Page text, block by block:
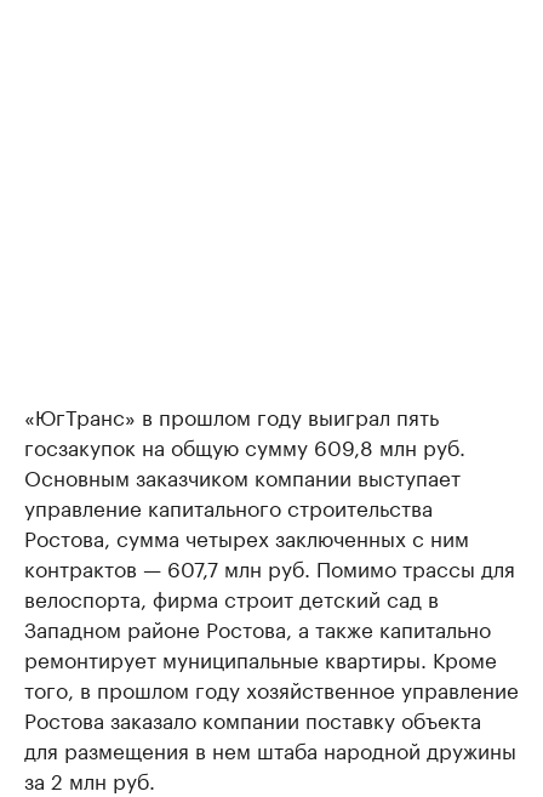
«ЮгТранс» в прошлом году выиграл пять
госзакупок на общую сумму 609,8 млн руб.
Основным заказчиком компании выступает
управление капитального строительства
Ростова, сумма четырех заключенных с ним
контрактов — 607,7 млн руб. Помимо трассы для
велоспорта, фирма строит детский сад в
Западном районе Ростова, а также капитально
ремонтирует муниципальные квартиры. Кроме
того, в прошлом году хозяйственное управление
Ростова заказало компании поставку объекта
для размещения в нем штаба народной дружины
за 2 млн руб.